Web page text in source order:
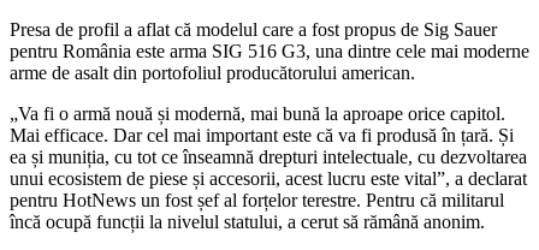
Presa de profil a aflat că modelul care a fost propus de Sig Sauer
pentru România este arma SIG 516 G3, una dintre cele mai moderne
arme de asalt din portofoliul producătorului american.
„Va fi o armă nouă și modernă, mai bună la aproape orice capitol.
Mai efficace. Dar cel mai important este că va fi produsă în țară. Și
ea și muniția, cu tot ce înseamnă drepturi intelectuale, cu dezvoltarea
unui ecosistem de piese și accesorii, acest lucru este vital”, a declarat
pentru HotNews un fost șef al forțelor terestre. Pentru că militarul
încă ocupă funcții la nivelul statului, a cerut să rămână anonim.